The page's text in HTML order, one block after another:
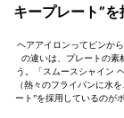
キープレート”を
ヘアアイロンってピンか
の違いは、プレートの素
う。「スムースシャイン
（熱々のフライパンに水
ート”を採用しているのが